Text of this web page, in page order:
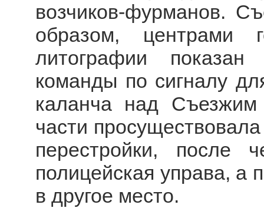
возчиков-фурманов.
образом, центрами
литографии
команды по сигналу
каланча над
части
перестройки, после
полицейская управа, а
в другое место.